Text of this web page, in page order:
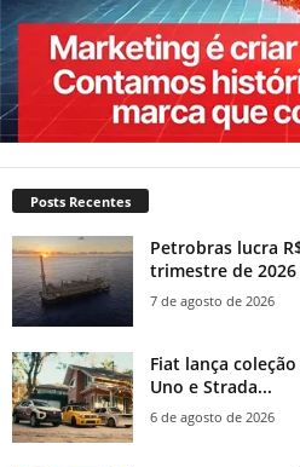
Posts Recentes
Petrobras lucra
trimestre de 2026
7 de agosto de 2026
Fiat lança
Uno e Strada...
6 de agosto de 2026